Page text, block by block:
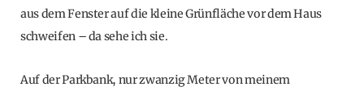
aus dem Fenster auf die kleine Grünfläche vor dem Haus
schweifen – da sehe ich sie.
Auf der Parkbank, nur zwanzig Meter von meinem